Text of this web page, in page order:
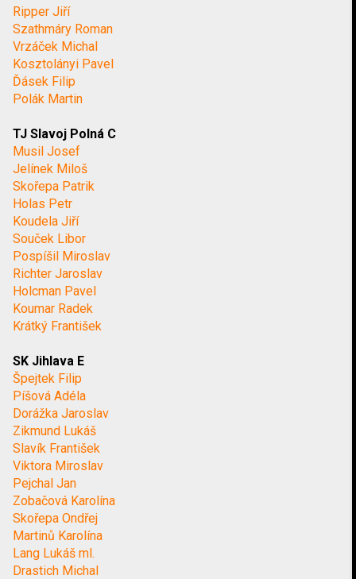
Ripper Jiří
Szathmáry Roman
Vrzáček Michal
Kosztolányi Pavel
Ďásek Filip
Polák Martin
TJ Slavoj Polná C
Musil Josef
Jelínek Miloš
Skořepa Patrik
Holas Petr
Koudela Jiří
Souček Libor
Pospíšil Miroslav
Richter Jaroslav
Holcman Pavel
Koumar Radek
Krátký František
SK Jihlava E
Špejtek Filip
Píšová Adéla
Dorážka Jaroslav
Zikmund Lukáš
Slavík František
Viktora Miroslav
Pejchal Jan
Zobačová Karolína
Skořepa Ondřej
Martinů Karolína
Lang Lukáš ml.
Drastich Michal